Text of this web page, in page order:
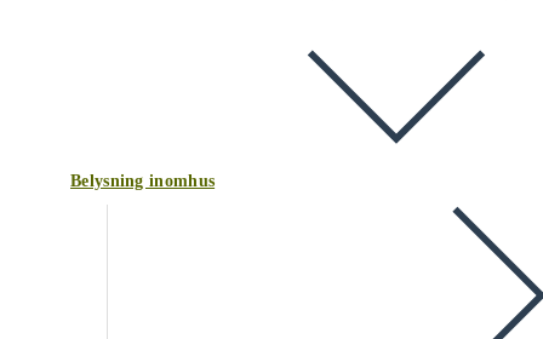
Belysning inomhus